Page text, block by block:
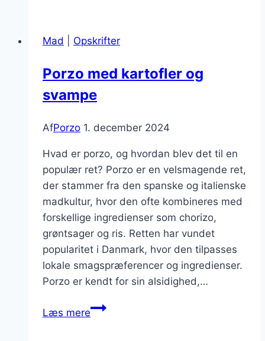
rosmarin
Mad Opskrifter
Porzo med kartofler og
svampe
AfPorzo 1. december 2024
Hvad er porzo, og hvordan blev det til en
populær ret? Porzo er en velsmagende ret,
der stammer fra den spanske og italienske
madkultur, hvor den ofte kombineres med
forskellige ingredienser som chorizo,
grøntsager og ris. Retten har vundet
popularitet i Danmark, hvor den tilpasses
lokale smagspræferencer og ingredienser.
Porzo er kendt for sin alsidighed,…
Læs merePorzo